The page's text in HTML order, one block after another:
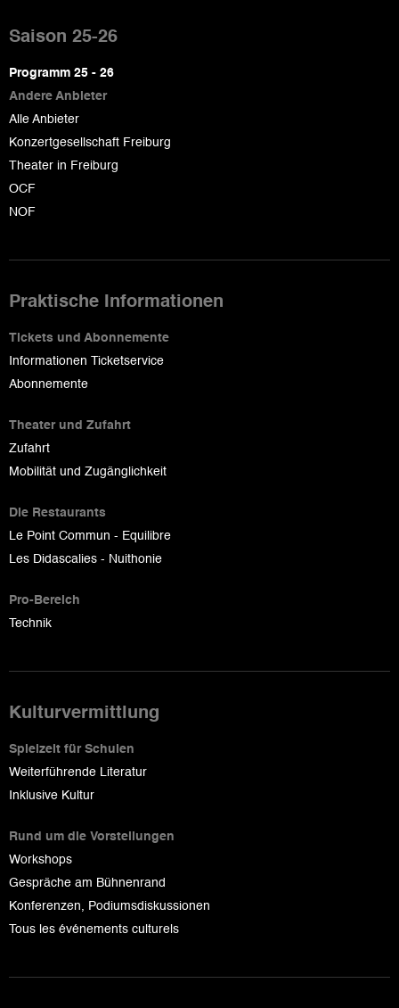
de
page
Saison 25-26
Programm 25 - 26
Andere Anbieter
Alle Anbieter
Konzertgesellschaft Freiburg
Theater in Freiburg
OCF
NOF
Praktische Informationen
Tickets und Abonnemente
Informationen Ticketservice
Abonnemente
Theater und Zufahrt
Zufahrt
Mobilität und Zugänglichkeit
Die Restaurants
Le Point Commun - Equilibre
Les Didascalies - Nuithonie
Pro-Bereich
Technik
Kulturvermittlung
Spielzeit für Schulen
Weiterführende Literatur
Inklusive Kultur
Rund um die Vorstellungen
Workshops
Gespräche am Bühnenrand
Konferenzen, Podiumsdiskussionen
Tous les événements culturels